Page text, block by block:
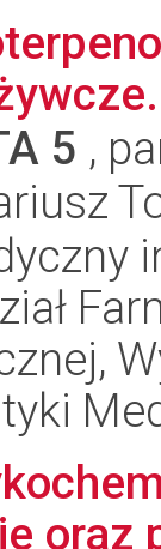
5 ,
oraz